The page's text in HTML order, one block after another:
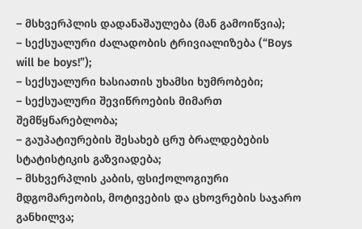
– მსხვერპლის დადანაშაულება (მან გამოიწვია);
– სექსუალური ძალადობის ტრივიალიზება (“Boys
will be boys!”);
– სექსუალური ხასიათის უხამსი ხუმრობები;
– სექსუალური შევიწროების მიმართ
შემწყნარებლობა;
– გაუპატიურების შესახებ ცრუ ბრალდებების
სტატისტიკის გაზვიადება;
– მსხვერპლის კაბის, ფსიქოლოგიური
მდგომარეობის, მოტივების და ცხოვრების საჯარო
განხილვა;